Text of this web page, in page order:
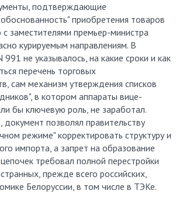
подтверждающие
приобретения товаров
с заместителями премьер-министра
курируемым направлениям. В
991 не указывалось, на какие сроки и как
перечень торговых
сам механизм утверждения списков
в котором аппараты вице-
бы ключевую роль, не заработал.
позволял правительству
режиме" корректировать структуру и
импорта, а запрет на образование
требовал полной перестройки
прежде всего российских,
Белоруссии, в том числе в ТЭКе.